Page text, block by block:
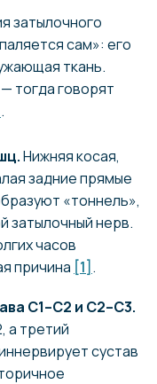
затылочного
сам»: его
ткань.
тогда говорят
.
Нижняя косая,
задние прямые
«тоннель»,
затылочный нерв.
часов
причина [1] .
С1–С2 и С2–С3.
а третий
сустав